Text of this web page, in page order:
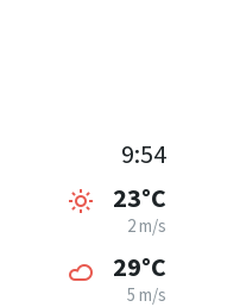
9:54
23°C
2 m/s
29°C
5 m/s